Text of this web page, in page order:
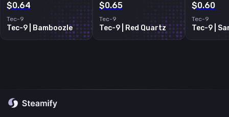
$0.64
Tec-9
Tec-9 | Bamboozle
$0.65
Tec-9
Tec-9 | Red Quartz
$0.60
Tec-9
Tec-9 |